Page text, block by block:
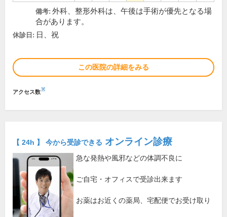
備考: 外科、整形外科は、午後は手術が優先となる場
合があります。
休診日: 日、祝
この医院の詳細をみる
アクセス数※
【 24h 】 今から受診できる オンライン診療
急な発熱や風邪などの体調不良に
ご自宅・オフィスで受診出来ます
お薬はお近くの薬局、宅配便でお受け取り